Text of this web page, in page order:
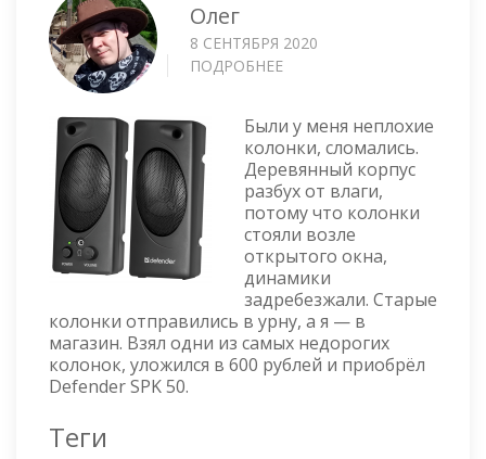
Олег
8 СЕНТЯБРЯ 2020
ПОДРОБНЕЕ
50
—
НЕДОРОГИЕ
КОЛОНКИ
Были у меня неплохие
колонки, сломались.
Деревянный корпус
разбух от влаги,
потому что колонки
стояли возле
открытого окна,
динамики
задребезжали. Старые
колонки отправились в урну, а я — в
магазин. Взял одни из самых недорогих
колонок, уложился в 600 рублей и приобрёл
Defender SPK 50.
Теги